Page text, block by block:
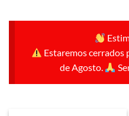
Estaremos cerrados
de Agosto.